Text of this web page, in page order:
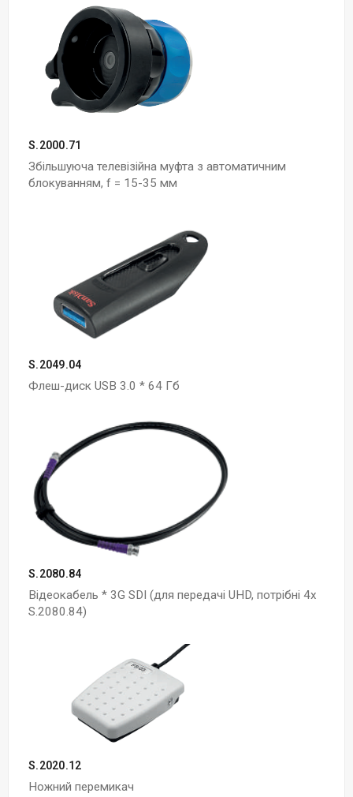
S.2000.71
Збільшуюча телевізійна муфта з автоматичним
блокуванням, f = 15-35 мм
S.2049.04
Флеш-диск USB 3.0 * 64 Гб
S.2080.84
Відеокабель * 3G SDI (для передачі UHD, потрібні 4х
S.2080.84)
S.2020.12
Ножний перемикач